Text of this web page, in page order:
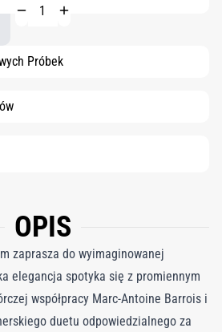
Próbek
OPIS
zaprasza do wyimaginowanej
elegancja spotyka się z promiennym
współpracy Marc-Antoine Barrois i
duetu odpowiedzialnego za